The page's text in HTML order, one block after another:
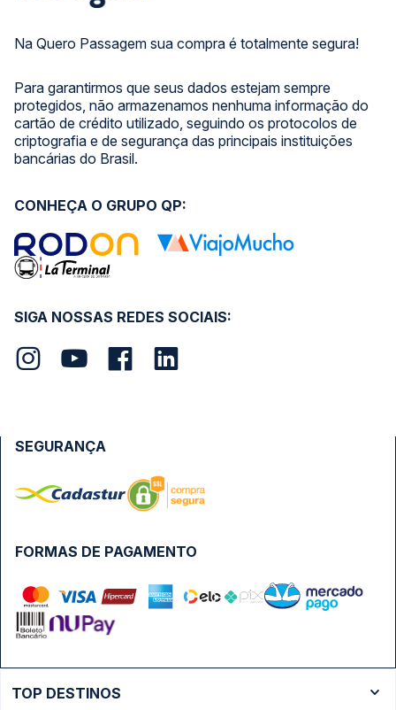
Na Quero Passagem sua compra é totalmente segura!
Para garantirmos que seus dados estejam sempre
protegidos, não armazenamos nenhuma informação do
cartão de crédito utilizado, seguindo os protocolos de
criptografia e de segurança das principais instituições
bancárias do Brasil.
SIGA NOSSAS REDES SOCIAIS:
CONHEÇA O GRUPO QP:
FORMAS DE PAGAMENTO
SEGURANÇA
TOP DESTINOS